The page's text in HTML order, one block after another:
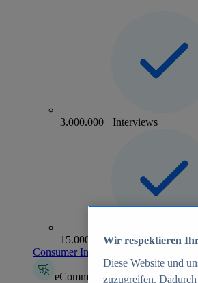
3.000.000+ Interviews
15.000+ Marken
Consumer Insights entdecken
eCommerce Insights
Wir respektieren
Diese Website und
zuzugreifen.